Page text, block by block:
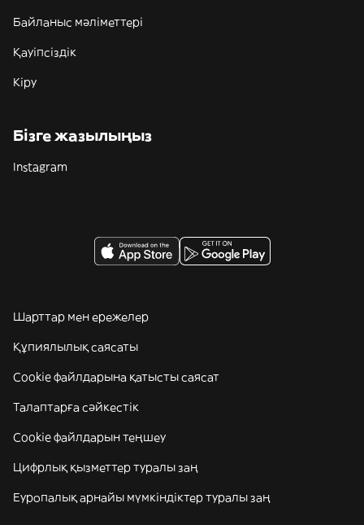
Байланыс мәліметтері
Қауіпсіздік
Кіру
Бізге жазылыңыз
Instagram
Шарттар мен ережелер
Құпиялылық саясаты
Cookie файлдарына қатысты саясат
Талаптарға сәйкестік
Cookie файлдарын теңшеу
Цифрлық қызметтер туралы заң
Еуропалық арнайы мүмкіндіктер туралы заң